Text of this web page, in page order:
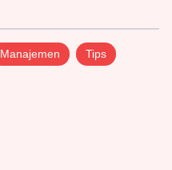
Manajemen Tips